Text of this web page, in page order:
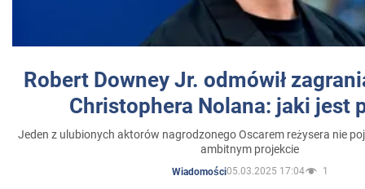
Robert Downey Jr. odmówił
Christophera Nolana: jaki jest
Jeden z ulubionych aktorów nagrodzonego Oscarem reżysera nie
ambitnym projekcie
Wiadomości05.03.2025 17:04 1